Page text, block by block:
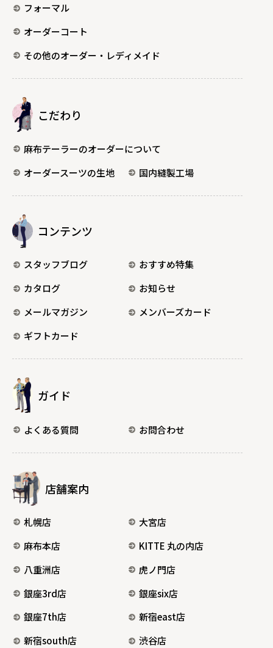
フォーマル
オーダーコート
その他のオーダー・レディメイド
こだわり
麻布テーラーのオーダーについて
オーダースーツの生地
国内縫製工場
コンテンツ
スタッフブログ
おすすめ特集
カタログ
お知らせ
メールマガジン
メンバーズカード
ギフトカード
ガイド
よくある質問 お問合わせ
店舗案内
札幌店
大宮店
麻布本店
KITTE 丸の内店
八重洲店
虎ノ門店
銀座3rd店
銀座six店
銀座7th店
新宿east店
新宿south店
渋谷店